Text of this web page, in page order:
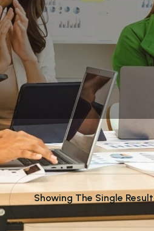
Showing The Single Result